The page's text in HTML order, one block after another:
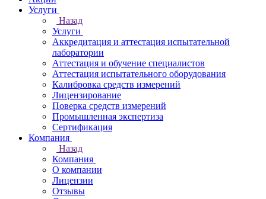
Услуги
Назад
Услуги
Аккредитация и аттестация испытательной
лаборатории
Аттестация и обучение специалистов
Аттестация испытательного оборудования
Калибровка средств измерений
Лицензирование
Поверка средств измерений
Промышленная экспертиза
Сертификация
Компания
Назад
Компания
О компании
Лицензии
Отзывы